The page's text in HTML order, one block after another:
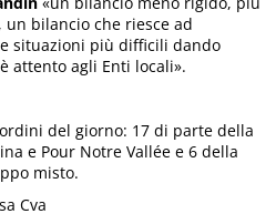
bilancio che riesce ad
situazioni più difficili dando
attento agli Enti locali».
del giorno: 17 di parte della
e Pour Notre Vallée e 6 della
misto.
Cva